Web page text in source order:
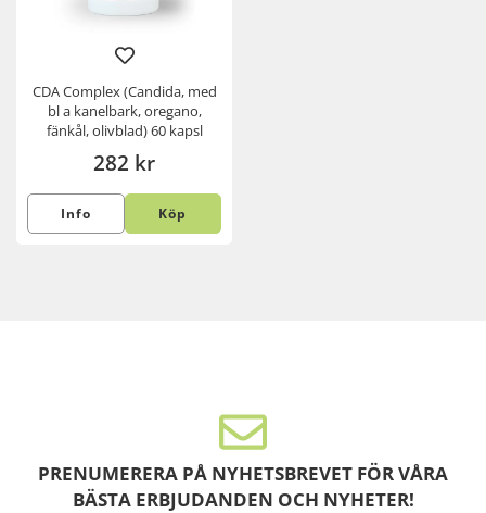
CDA Complex (Candida, med
bl a kanelbark, oregano,
fänkål, olivblad) 60 kapsl
282 kr
Info Köp
PRENUMERERA PÅ NYHETSBREVET FÖR VÅRA
BÄSTA ERBJUDANDEN OCH NYHETER!